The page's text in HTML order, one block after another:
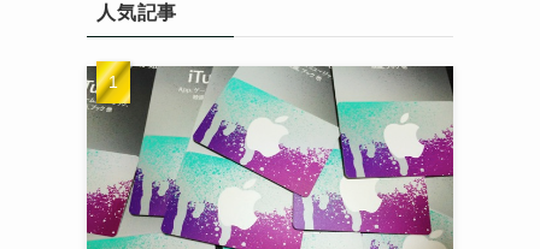
人気記事